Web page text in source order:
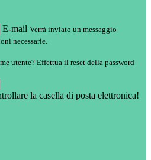
E-mail Verrà inviato un messaggio
necessarie.
utente? Effettua il reset della password
la casella di posta elettronica!